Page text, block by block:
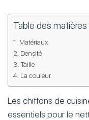
Table des matières
Matériaux
Densité
Taille
La couleur
Les chiffons de
essentiels pour le